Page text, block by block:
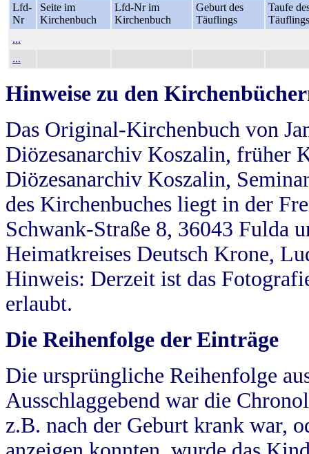
Lfd-
Nr
Seite im
Kirchenbuch
Lfd-Nr im
Kirchenbuch
Geburt des
Täuflings
Taufe
Täuflings
...
...
Hinweise zu den
Das Original-Kirchenbuch von
Diözesanarchiv Koszalin, früher
Diözesanarchiv Koszalin,
des Kirchenbuches liegt in der
Schwank-Straße 8, 36043 Fulda
Heimatkreises Deutsch Krone,
Hinweis: Derzeit ist das
erlaubt.
Die Reihenfolge der Einträge
Die ursprüngliche Reihenfolge
Ausschlaggebend war die
z.B. nach der Geburt krank war,